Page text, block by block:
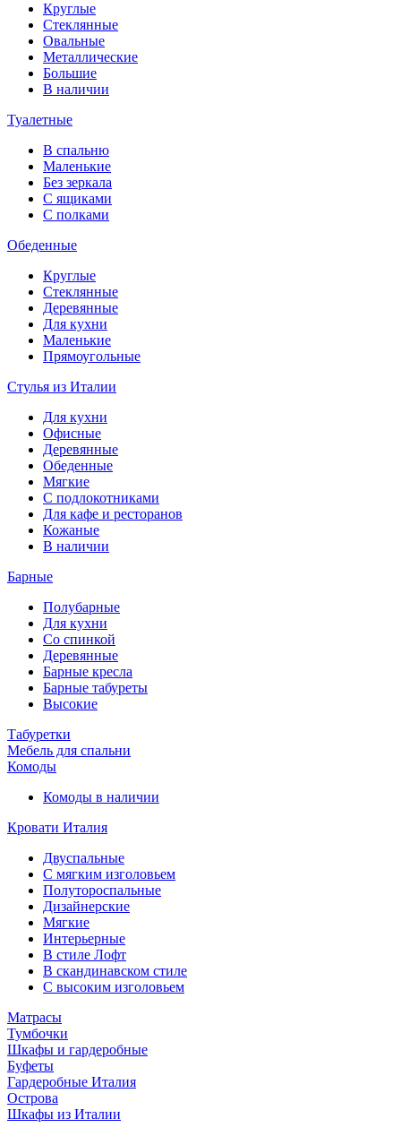
Круглые
Стеклянные
Овальные
Металлические
Большие
В наличии
Туалетные
В спальню
Маленькие
Без зеркала
С ящиками
С полками
Обеденные
Круглые
Стеклянные
Деревянные
Для кухни
Маленькие
Прямоугольные
Стулья из Италии
Для кухни
Офисные
Деревянные
Обеденные
Мягкие
С подлокотниками
Для кафе и ресторанов
Кожаные
В наличии
Барные
Полубарные
Для кухни
Со спинкой
Деревянные
Барные кресла
Барные табуреты
Высокие
Табуретки
Мебель для спальни
Комоды
Комоды в наличии
Кровати Италия
Двуспальные
С мягким изголовьем
Полутороспальные
Дизайнерские
Мягкие
Интерьерные
В стиле Лофт
В скандинавском стиле
С высоким изголовьем
Матрасы
Тумбочки
Шкафы и гардеробные
Буфеты
Гардеробные Италия
Острова
Шкафы из Италии